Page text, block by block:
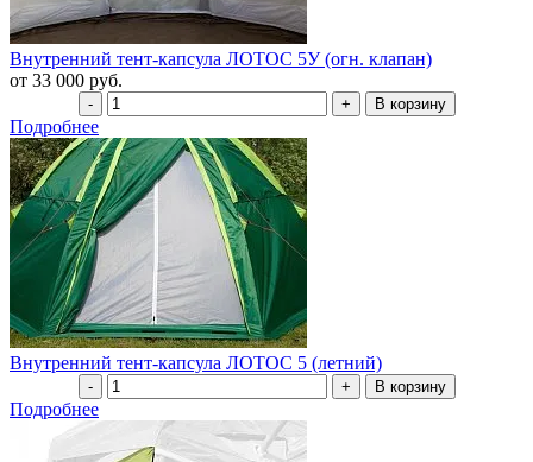
Внутренний тент-капсула ЛОТОС 5У (огн. клапан)
от 33 000 руб.
Подробнее
Внутренний тент-капсула ЛОТОС 5 (летний)
Подробнее